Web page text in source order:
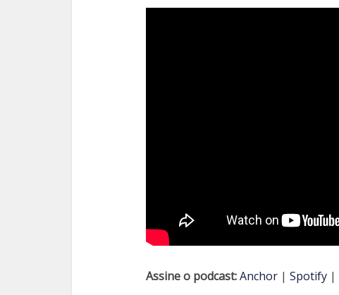
Assine o podcast:Anchor | Spotify |